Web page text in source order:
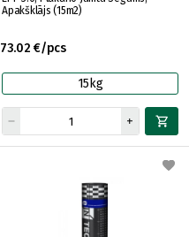
Apakšklājs (15m2)
73.02 €/pcs
15kg